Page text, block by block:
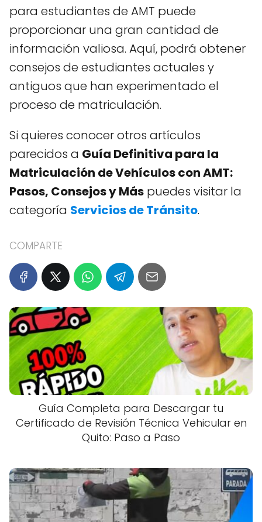
para estudiantes de AMT puede
proporcionar una gran cantidad de
información valiosa. Aquí, podrá obtener
consejos de estudiantes actuales y
antiguos que han experimentado el
proceso de matriculación.
Si quieres conocer otros artículos
parecidos a Guía Definitiva para la
Matriculación de Vehículos con AMT:
Pasos, Consejos y Más puedes visitar la
categoría Servicios de Tránsito.
COMPARTE
Guía Completa para Descargar tu
Certificado de Revisión Técnica Vehicular en
Quito: Paso a Paso